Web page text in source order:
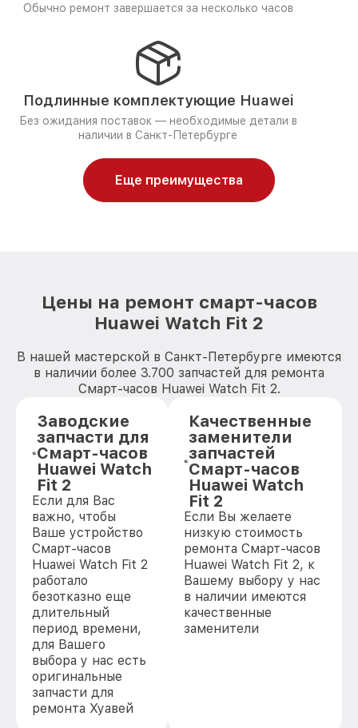
Обычно ремонт завершается за несколько часов
Подлинные комплектующие Huawei
Без ожидания поставок — необходимые детали в
наличии в Санкт-Петербурге
Еще преимущества
Цены на ремонт смарт-часов
Huawei Watch Fit 2
В нашей мастерской в Санкт-Петербурге имеются
в наличии более 3.700 запчастей для ремонта
Смарт-часов Huawei Watch Fit 2.
Заводские
запчасти для
Смарт-часов
Huawei Watch
Fit 2
Если для Вас
важно, чтобы
Ваше устройство
Смарт-часов
Huawei Watch Fit 2
работало
безотказно еще
длительный
период времени,
для Вашего
выбора у нас есть
оригинальные
запчасти для
ремонта Хуавей
Качественные
заменители
запчастей
Смарт-часов
Huawei Watch
Fit 2
Если Вы желаете
низкую стоимость
ремонта Смарт-часов
Huawei Watch Fit 2, к
Вашему выбору у нас
в наличии имеются
качественные
заменители